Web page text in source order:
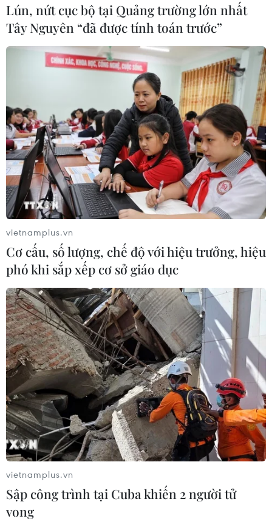
Lún, nứt cục bộ tại Quảng trường lớn nhất
Tây Nguyên “đã được tính toán trước”
vietnamplus.vn
Cơ cấu, số lượng, chế độ với hiệu trưởng, hiệu
phó khi sắp xếp cơ sở giáo dục
vietnamplus.vn
Sập công trình tại Cuba khiến 2 người tử
vong